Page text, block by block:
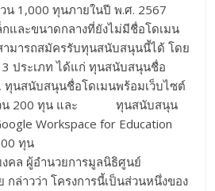
1,000 ทุนภายในปี พ.ศ. 2567
กและขนาดกลางที่ยังไม่มีชื่อโดเมน
ามารถสมัครรับทุนสนับสนุนนี้ได้ โดย
ประเภท ได้แก่ ทุนสนับสนุนชื่อ
ทุนสนับสนุนชื่อโดเมนพร้อมเว็บไซต์
นวน 200 ทุน และ ทุนสนับสนุน
Workspace for Education
ทุน
คล ผู้อำนวยการมูลนิธิศูนย์
กล่าวว่า โครงการนี้เป็นส่วนหนึ่งของ